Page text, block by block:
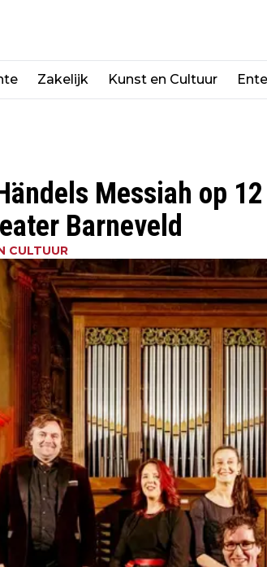
Zakelijk Kunst en Cultuur
Messiah op
Barneveld
CULTUUR